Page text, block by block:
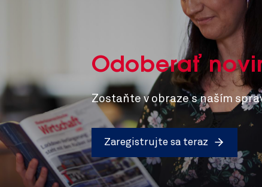
Odoberať
Zostaňte v obraze s naším
Zaregistrujte sa teraz